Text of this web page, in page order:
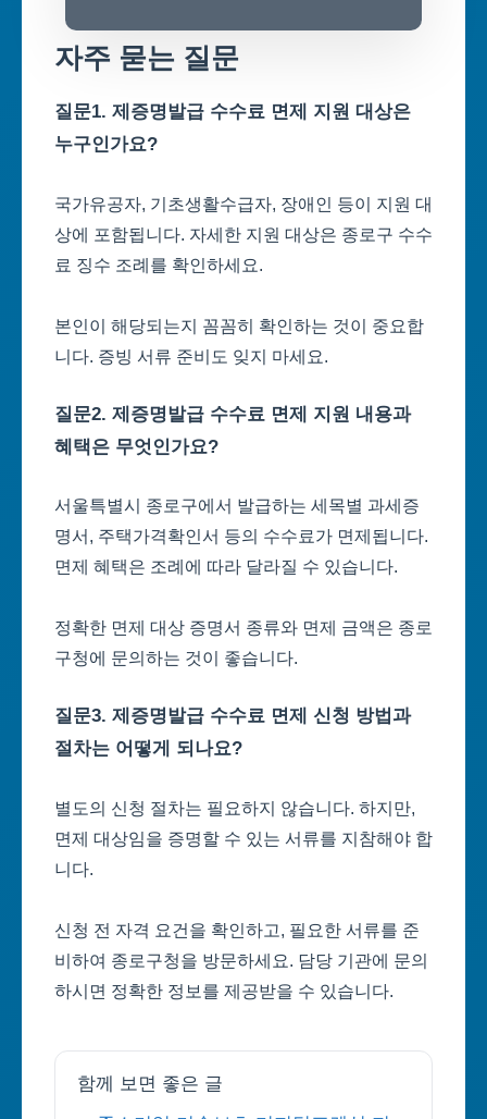
자주 묻는 질문
질문1. 제증명발급 수수료 면제 지원 대상은
누구인가요?
국가유공자, 기초생활수급자, 장애인 등이 지원 대
상에 포함됩니다. 자세한 지원 대상은 종로구 수수
료 징수 조례를 확인하세요.
본인이 해당되는지 꼼꼼히 확인하는 것이 중요합
니다. 증빙 서류 준비도 잊지 마세요.
질문2. 제증명발급 수수료 면제 지원 내용과
혜택은 무엇인가요?
서울특별시 종로구에서 발급하는 세목별 과세증
명서, 주택가격확인서 등의 수수료가 면제됩니다.
면제 혜택은 조례에 따라 달라질 수 있습니다.
정확한 면제 대상 증명서 종류와 면제 금액은 종로
구청에 문의하는 것이 좋습니다.
질문3. 제증명발급 수수료 면제 신청 방법과
절차는 어떻게 되나요?
별도의 신청 절차는 필요하지 않습니다. 하지만,
면제 대상임을 증명할 수 있는 서류를 지참해야 합
니다.
신청 전 자격 요건을 확인하고, 필요한 서류를 준
비하여 종로구청을 방문하세요. 담당 기관에 문의
하시면 정확한 정보를 제공받을 수 있습니다.
함께 보면 좋은 글